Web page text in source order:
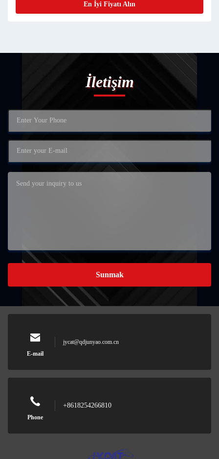
En İyi Fiyatı Alın
İletişim
Sunmak
E-mail
jycat@qdjunyao.com.cn
Phone
+8618254266810